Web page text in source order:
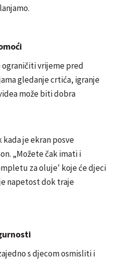
vrijeme pred
gledanje crtića, igranje
može biti dobra
je ekran posve
„Možete čak imati i
za oluje' koje će djeci
napetost dok traje
s djecom osmisliti i